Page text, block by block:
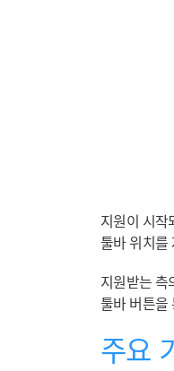
지원이 시작
툴바 위치를
지원받는 측
툴바 버튼을
주요